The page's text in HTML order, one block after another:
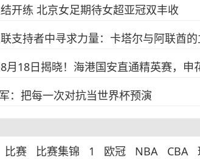
开练 北京女足期待女超亚冠双丰收
支持者中寻求力量：卡塔尔与阿联酋
月18日揭晓！海港国安直通精英赛，申
：把每一次对抗当世界杯预演
比赛 比赛集锦 1 欧冠 NBA CBA